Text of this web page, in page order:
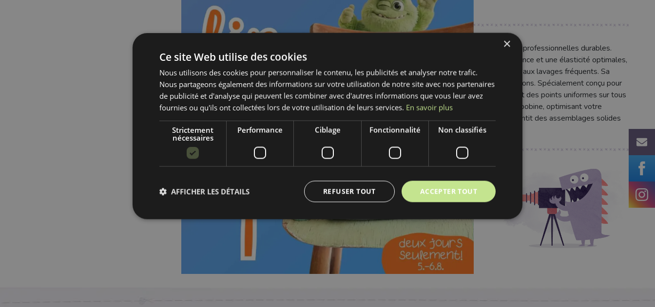
Ce fil overlock 2700 m "vert pétrole foncé" est idéal pour des finitions professionnelles durables.
Composé à 100% polyester (PES) de haute qualité, il offre une résistance et une élasticité optimales,
essentielles pour des coutures robustes et résilientes face à l'usure et aux lavages fréquents. Sa
couleur riche et contemporaine ajoute une touche élégante à vos créations. Spécialement conçu pour
les surjeteuses, il assure un glissement fluide, une tension constante et des points uniformes sur tous
types de tissus. La longueur généreuse minimise les changements de bobine, optimisant votre
efficacité. Parfait pour vêtements, accessoires ou ameublement, il garantit des assemblages solides
et des ourlets impeccables, alliant esthétique et fiabilité.
TÉLÉCHARGEZ VOTRE PHOTO ICI,
ET RECEVEZ50 pointsdans programme de fidélité.
S'IDENTIFIER
×
Ce site Web utilise des cookies
Nous utilisons des cookies pour personnaliser le contenu, les publicités et analyser notre trafic.
Nous partageons également des informations sur votre utilisation de notre site avec nos partenaires
de publicité et d'analyse qui peuvent les combiner avec d'autres informations que vous leur avez
fournies ou qu'ils ont collectées lors de votre utilisation de leurs services. En savoir plus
Strictement
nécessaires
Performance Ciblage Fonctionnalité Non classifiés
ACCEPTER TOUT
REFUSER TOUT
AFFICHER LES DÉTAILS